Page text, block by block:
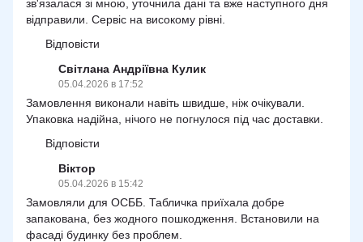
зв'язалася зі мною, уточнила дані та вже наступного дня
відправили. Сервіс на високому рівні.
Відповісти
Світлана Андріївна Кулик
05.04.2026 в 17:52
Замовлення виконали навіть швидше, ніж очікували.
Упаковка надійна, нічого не погнулося під час доставки.
Відповісти
Віктор
05.04.2026 в 15:42
Замовляли для ОСББ. Табличка приїхала добре
запакована, без жодного пошкодження. Встановили на
фасаді будинку без проблем.